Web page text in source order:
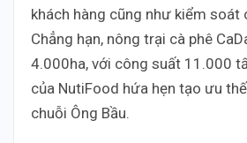
khách hàng cũng như kiểm soát
Chẳng hạn, nông trại cà phê
4.000ha, với công suất 11.000
của NutiFood hứa hẹn tạo ưu
chuỗi Ông Bầu.